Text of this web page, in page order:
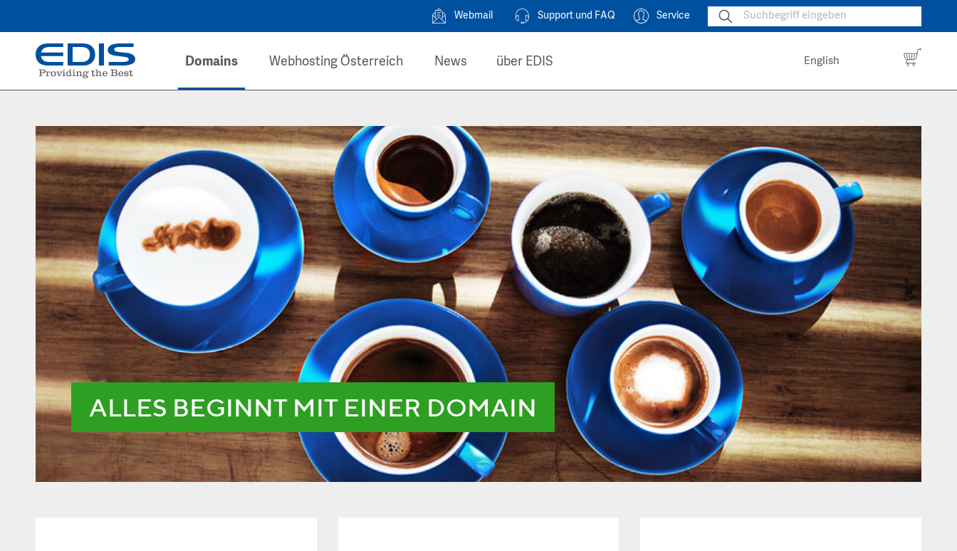
Webmail Support und FAQ Service
Domains Webhosting Österreich News über EDIS English
ALLES BEGINNT MIT EINER DOMAIN